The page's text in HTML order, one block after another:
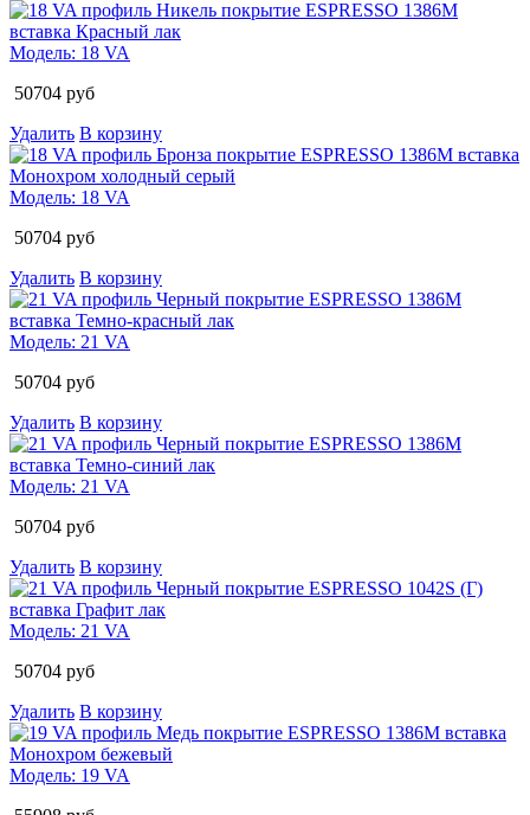
Модель: 18 VA
50704 руб
Удалить В корзину
Модель: 18 VA
50704 руб
Удалить В корзину
Модель: 21 VA
50704 руб
Удалить В корзину
Модель: 21 VA
50704 руб
Удалить В корзину
Модель: 21 VA
50704 руб
Удалить В корзину
Модель: 19 VA